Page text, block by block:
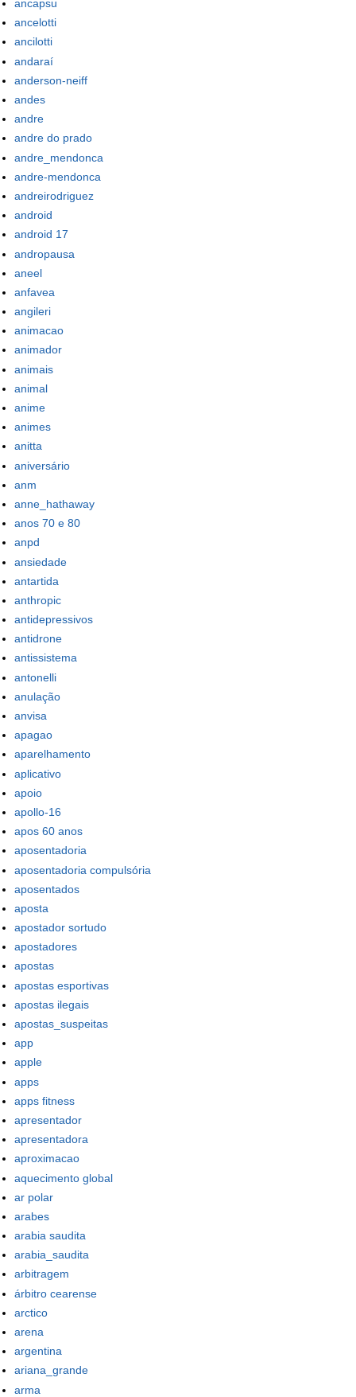
ancapsu
ancelotti
ancilotti
andaraí
anderson-neiff
andes
andre
andre do prado
andre_mendonca
andre-mendonca
andreirodriguez
android
android 17
andropausa
aneel
anfavea
angileri
animacao
animador
animais
animal
anime
animes
anitta
aniversário
anm
anne_hathaway
anos 70 e 80
anpd
ansiedade
antartida
anthropic
antidepressivos
antidrone
antissistema
antonelli
anulação
anvisa
apagao
aparelhamento
aplicativo
apoio
apollo-16
apos 60 anos
aposentadoria
aposentadoria compulsória
aposentados
aposta
apostador sortudo
apostadores
apostas
apostas esportivas
apostas ilegais
apostas_suspeitas
app
apple
apps
apps fitness
apresentador
apresentadora
aproximacao
aquecimento global
ar polar
arabes
arabia saudita
arabia_saudita
arbitragem
árbitro cearense
arctico
arena
argentina
ariana_grande
arma